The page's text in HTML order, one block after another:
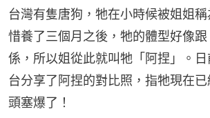
台灣有隻唐狗，牠在小時候被姐姐
惜養了三個月之後，牠的體型好像
係，所以姐從此就叫牠「阿捏」。
台分享了阿捏的對比照，指牠現在
頭塞爆了！